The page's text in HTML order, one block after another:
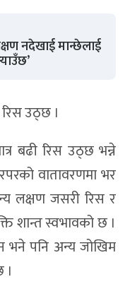
नदेखाई मान्छेलाई
उठ्छ ।
बढी रिस उठ्छ भन्ने
वातावरणमा भर
लक्षण जसरी रिस र
शान्त स्वभावको छ ।
पनि अन्य जोखिम